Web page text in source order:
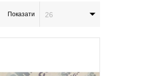
Показати 26